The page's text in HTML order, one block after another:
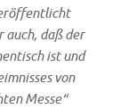
auch, daß der
ist und
von
Mes­se“